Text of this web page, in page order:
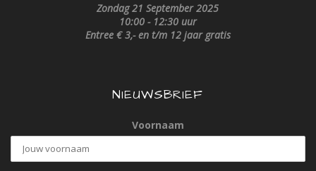
Zondag 21 September 2025
10:00 - 12:30 uur
Entree € 3,- en t/m 12 jaar gratis
NIEUWSBRIEF
Voornaam